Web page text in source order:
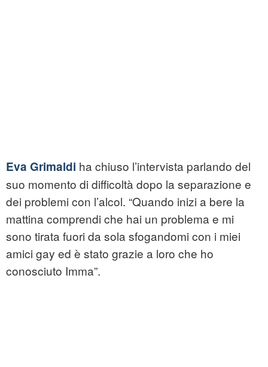
Eva Grimaldi ha chiuso l’intervista parlando del
suo momento di difficoltà dopo la separazione e
dei problemi con l’alcol. “Quando inizi a bere la
mattina comprendi che hai un problema e mi
sono tirata fuori da sola sfogandomi con i miei
amici gay ed è stato grazie a loro che ho
conosciuto Imma”.